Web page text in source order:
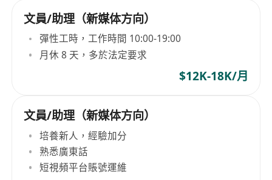
文員/助理（新媒体方向）
彈性工時，工作時間 10:00-19:00
月休 8 天，多於法定要求
$12K-18K/月
文員/助理（新媒体方向）
培養新人，經驗加分
熟悉廣東話
短視頻平台賬號運維